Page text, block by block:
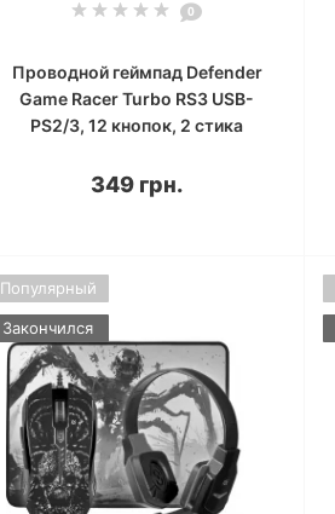
0
Проводной геймпад Defender
Game Racer Turbo RS3 USB-
PS2/3, 12 кнопок, 2 стика
349 грн.
Популярный
Закончился